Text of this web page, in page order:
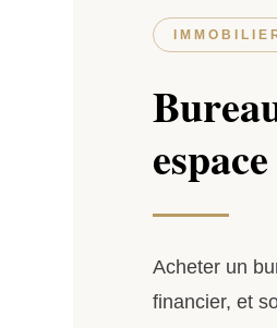
Acheter un
financier, et